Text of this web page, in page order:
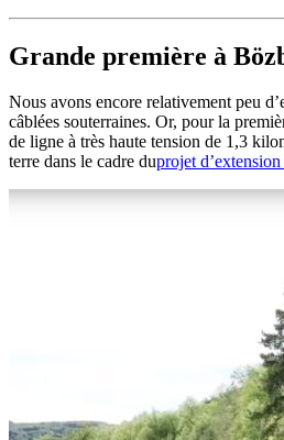
Grande première à
Nous avons encore relativement peu
câblées souterraines. Or, pour la
de ligne à très haute tension de 1,3
terre dans le cadre duprojet